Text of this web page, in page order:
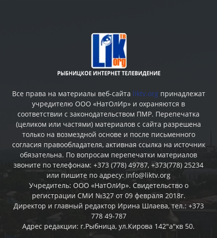
Все права на материалы веб-сайта liktv.org принадлежат
учредителю ООО «НатОлИр» и охраняются в
соответствии с законодательством ПМР. Перепечатка
(целиком или частями) материалов c сайта разрешена
только на возмездной основе и после письменного
согласия правообладателя, активная ссылка на источник
обязательна. По вопросам перепечатки материалов
звоните по телефонам: +373 (778) 49787, +373(778) 25234
или пишите по адресу: info@liktv.org
Учредитель: ООО «НатОлИр». Свидетельство о
регистрации СМИ №327 от 09 февраля 2018г.
Директор и главный редактор Ирина Шлаева, тел.: +373
778 49-787
Адрес редакции: г.Рыбница, ул.Кирова 142"а"кв 50.